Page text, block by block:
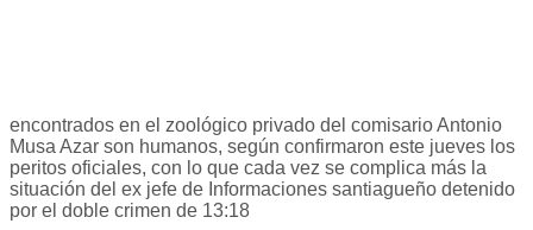
encontrados en el zoológico privado del comisario Antonio
Musa Azar son humanos, según confirmaron este jueves los
peritos oficiales, con lo que cada vez se complica más la
situación del ex jefe de Informaciones santiagueño detenido
por el doble crimen de 13:18